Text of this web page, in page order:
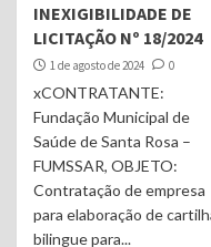
INEXIGIBILIDADE DE
LICITAÇÃO Nº 18/2024
1 de agosto de 2024 0
xCONTRATANTE:
Fundação Municipal de
Saúde de Santa Rosa –
FUMSSAR, OBJETO:
Contratação de empresa
para elaboração de
bilingue para...